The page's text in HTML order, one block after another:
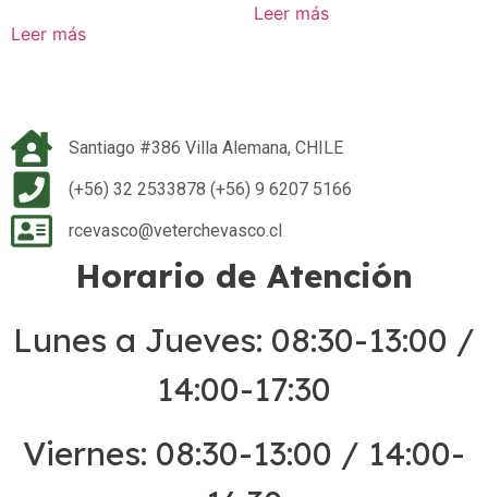
Leer más
Leer más
Santiago #386 Villa Alemana, CHILE
(+56) 32 2533878 (+56) 9 6207 5166
rcevasco@veterchevasco.cl
Horario de Atención
Lunes a Jueves: 08:30-13:00 /
14:00-17:30
Viernes: 08:30-13:00 / 14:00-